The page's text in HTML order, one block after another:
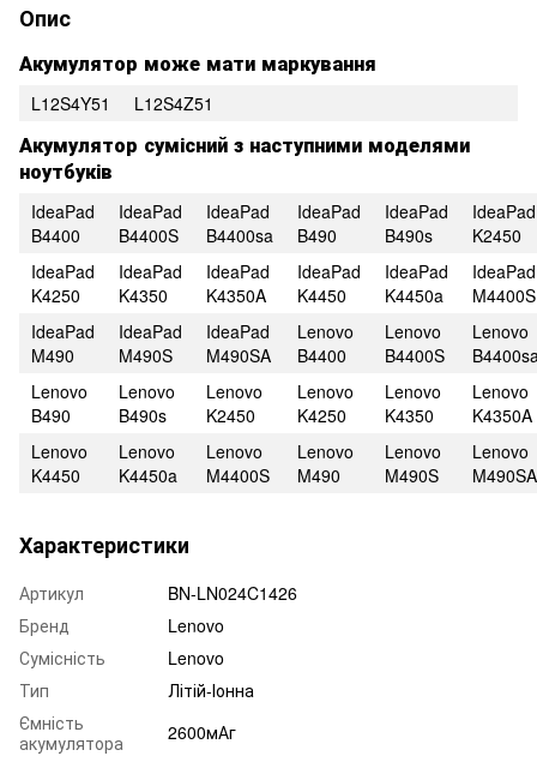
Опис
Акумулятор може мати маркування
L12S4Y51 L12S4Z51
Акумулятор сумісний з наступними моделями
ноутбуків
IdeaPad
B4400
IdeaPad
B4400S
IdeaPad
B4400sa
IdeaPad
B490
IdeaPad
B490s
IdeaPad
K2450
IdeaPad
K4250
IdeaPad
K4350
IdeaPad
K4350A
IdeaPad
K4450
IdeaPad
K4450a
IdeaPad
M4400S
IdeaPad
M490
IdeaPad
M490S
IdeaPad
M490SA
Lenovo
B4400
Lenovo
B4400S
Lenovo
Lenovo
B490
Lenovo
B490s
Lenovo
K2450
Lenovo
K4250
Lenovo
K4350
Lenovo
K4350A
Lenovo
K4450
Lenovo
K4450a
Lenovo
M4400S
Lenovo
M490
Lenovo
M490S
Lenovo
M490SA
Характеристики
Артикул
BN-LN024C1426
Бренд
Lenovo
Сумісність
Lenovo
Тип
Літій-Іонна
Ємність
акумулятора
2600мАг